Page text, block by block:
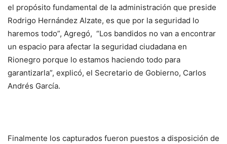
el propósito fundamental de la administración que preside
Rodrigo Hernández Alzate, es que por la seguridad lo
haremos todo”, Agregó, “Los bandidos no van a encontrar
un espacio para afectar la seguridad ciudadana en
Rionegro porque lo estamos haciendo todo para
garantizarla”, explicó, el Secretario de Gobierno, Carlos
Andrés García.
Finalmente los capturados fueron puestos a disposición de